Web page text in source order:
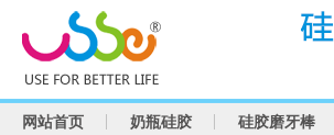
网站首页 奶瓶硅胶 硅胶磨牙棒